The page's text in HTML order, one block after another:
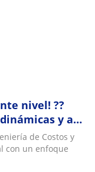
nivel! ??
y a
??? de Costos y
con un enfoque